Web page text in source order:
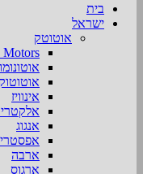
בית
ישראל
אוטוטק
אוטונומו
אינוויז
אנגוג
ארבה
ארגוס